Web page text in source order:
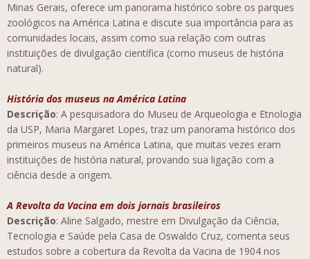
Minas Gerais, oferece um panorama histórico sobre os parques
zoológicos na América Latina e discute sua importância para as
comunidades locais, assim como sua relação com outras
instituições de divulgação científica (como museus de história
natural).
História dos museus na América Latina
Descrição: A pesquisadora do Museu de Arqueologia e Etnologia
da USP, Maria Margaret Lopes, traz um panorama histórico dos
primeiros museus na América Latina, que muitas vezes eram
instituições de história natural, provando sua ligação com a
ciência desde a origem.
A Revolta da Vacina em dois jornais brasileiros
Descrição: Aline Salgado, mestre em Divulgação da Ciência,
Tecnologia e Saúde pela Casa de Oswaldo Cruz, comenta seus
estudos sobre a cobertura da Revolta da Vacina de 1904 nos